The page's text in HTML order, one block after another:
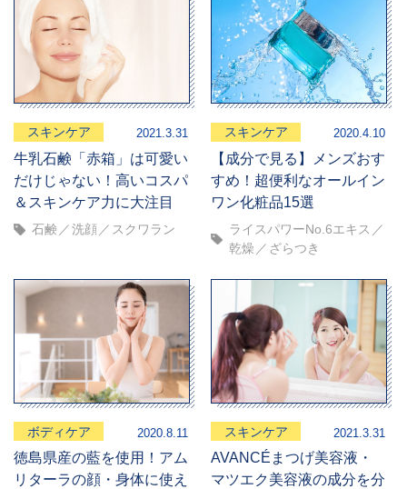
スキンケア 2021.3.31
牛乳石鹸「赤箱」は可愛い
だけじゃない！高いコスパ
＆スキンケア力に大注目
石鹸 洗顔 スクワラン
スキンケア 2020.4.10
【成分で見る】メンズおす
すめ！超便利なオールイン
ワン化粧品15選
ライスパワーNo.6エキス
乾燥
ざらつき
ボディケア 2020.8.11
徳島県産の藍を使用！アム
リターラの顔・身体に使え
スキンケア 2021.3.31
AVANCÉまつげ美容液・
マツエク美容液の成分を分